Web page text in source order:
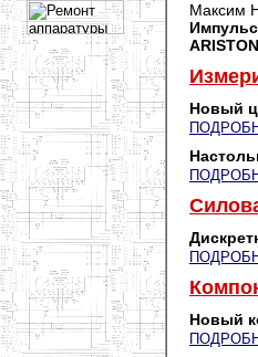
Максим
Новый
Новый